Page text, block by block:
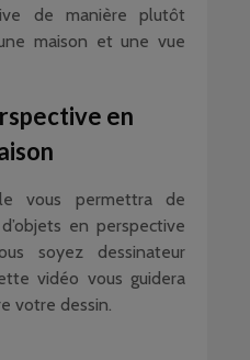
de manière plutôt
maison et une vue
en
vous permettra de
en perspective
soyez dessinateur
vidéo vous guidera
votre dessin.